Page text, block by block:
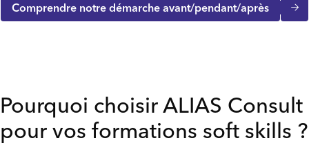
Comprendre notre démarche avant/pendant/après
Pourquoi choisir ALIAS Consult
pour vos formations soft skills ?